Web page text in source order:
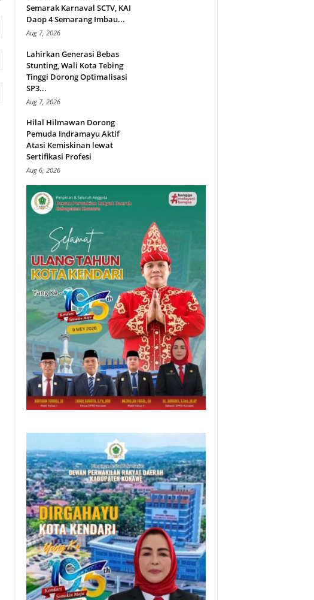
Semarak Karnaval SCTV, KAI
Daop 4 Semarang Imbau...
Aug 7, 2026
Lahirkan Generasi Bebas
Stunting, Wali Kota Tebing
Tinggi Dorong Optimalisasi
SP3...
Aug 7, 2026
Hilal Hilmawan Dorong
Pemuda Indramayu Aktif
Atasi Kemiskinan lewat
Sertifikasi Profesi
Aug 6, 2026